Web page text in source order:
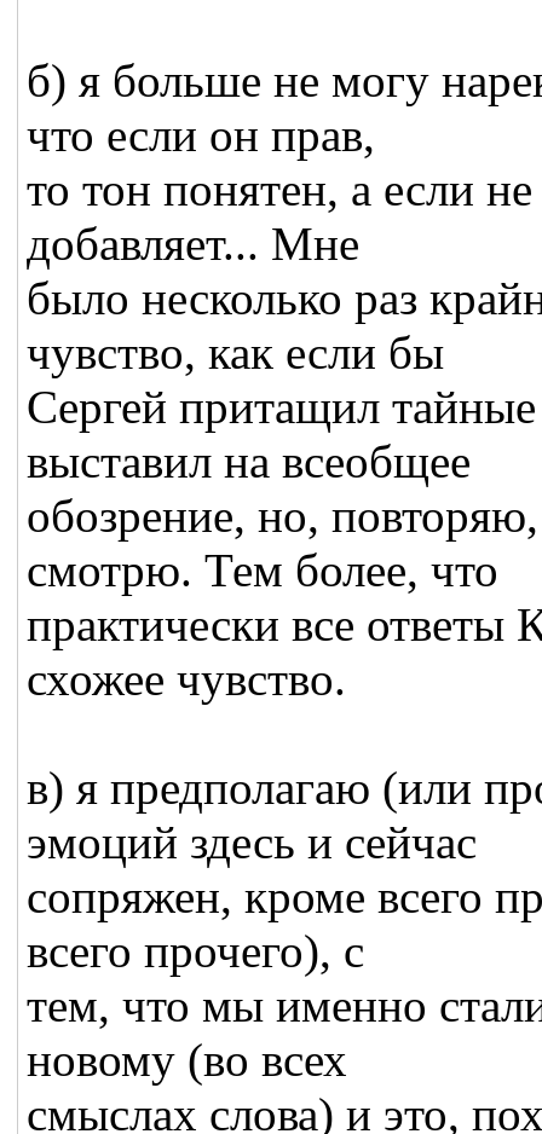
б) я больше не могу
что если он прав,
то тон понятен, а если
добавляет... Мне
было несколько раз
чувство, как если бы
Сергей притащил
выставил на всеобщее
обозрение, но,
смотрю. Тем более, что
практически все ответы
схожее чувство.
в) я предполагаю (или
эмоций здесь и сейчас
сопряжен, кроме всего
всего прочего), с
тем, что мы именно
новому (во всех
смыслах слова) и это,